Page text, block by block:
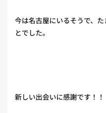
今は名古屋にいるそうで、
とでした。
新しい出会いに感謝です！！